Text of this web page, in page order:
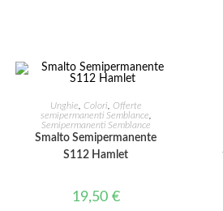
AGGIUNGI AL CARRELLO
Unghie Colori Offerte
semipermanenti Semblance
Semipermanenti Semblance
Smalto Semipermanente
S112 Hamlet
19,50 €